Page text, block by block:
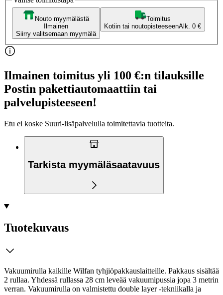
Nouto myymälästä
Ilmainen
Siirry valitsemaan myymälä
Toimitus
Kotiin tai noutopisteeseenAlk. 0 €
Ilmainen toimitus yli 100 €:n tilauksille
Postin pakettiautomaattiin tai
palvelupisteeseen!
Etu ei koske Suuri‑lisäpalvelulla toimitettavia tuotteita.
Tarkista myymäläsaatavuus
Tuotekuvaus
Vakuumirulla kaikille Wilfan tyhjiöpakkauslaitteille. Pakkaus sisältää
2 rullaa. Yhdessä rullassa 28 cm leveää vakuumipussia jopa 3 metrin
verran. Vakuumirulla on valmistettu double layer -tekniikalla ja